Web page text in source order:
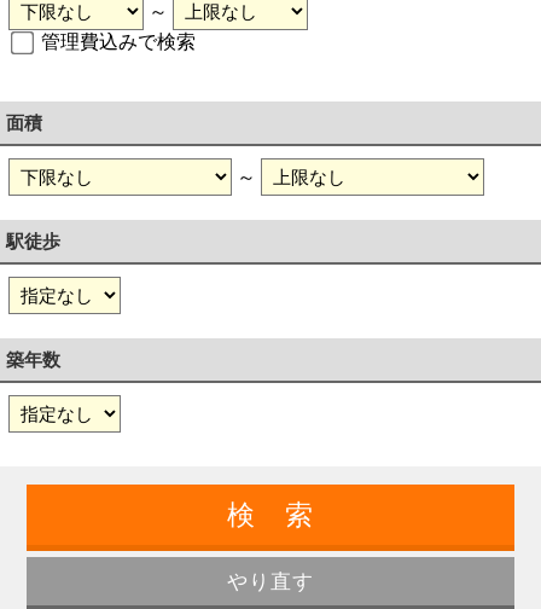
～
管理費込みで検索
面積
～
駅徒歩
築年数